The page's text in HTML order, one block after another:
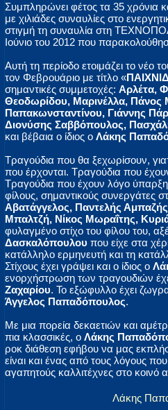
Συμπληρώνει φέτος τα 35 χρόνια
με χιλιάδες συναυλίες στο
στιγμή τη συναυλία στη
Ιούνιο του 2012 που
Αυτή τη περίοδο ετοιμάζει το νέο
τον Φεβρουάριο με τίτλο «
σημαντικές συμμετοχές: Αρλέτα,
Θεοδωρίδου, Μαρινέλλα, Πάνος
Παπακωνσταντίνου, Γιάννης
Διονύσης Σαββόπουλος,
και βέβαια ο ίδιος ο Λάκης
Τραγούδια που θα ξεχωρίσουν,
που έρχονται. Τραγούδια που
Τραγούδια που έχουν λόγο
φίλους, σημαντικούς συνεργάτες
Αβατάγγελος, Παντελής
Μπαλτζή, Νίκος Μωραΐτης,
φυλαγμένο στίχο του φίλου του,
Δασκαλόπουλου που είχε στα
κατάλληλο ερμηνευτή και τη
Στίχους έχει γράψει και ο ίδιος ο
ενορχήστρωση των τραγουδιών
Ζαχαρίου. Το εξώφυλλο έχει
Άγγελος Παπαδόπουλος.
Με μια πορεία δεκαετιών και
πια κλασσικές, ο Λάκης
ροκ διάθεση εφήβου να μας
είναι και ένας από τους λόγους
αγαπητούς καλλιτέχνες στο
Λάκης